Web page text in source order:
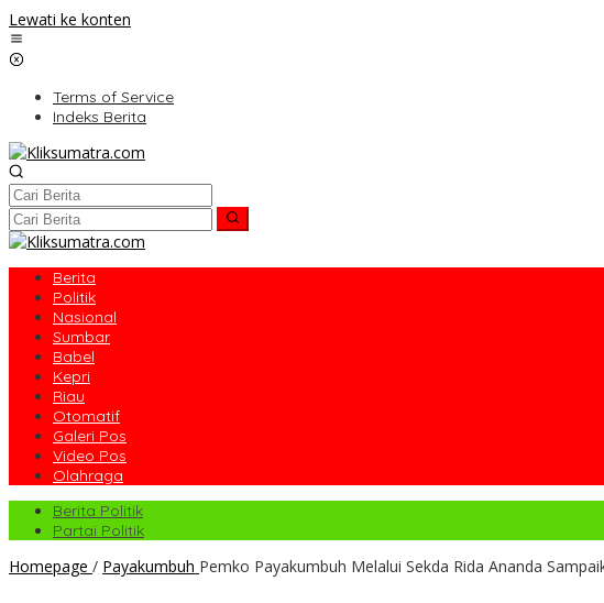
Lewati ke konten
Terms of Service
Indeks Berita
Berita
Politik
Nasional
Sumbar
Babel
Kepri
Riau
Otomatif
Galeri Pos
Video Pos
Olahraga
Berita Politik
Partai Politik
Homepage / Payakumbuh Pemko Payakumbuh Melalui Sekda Rida Ananda